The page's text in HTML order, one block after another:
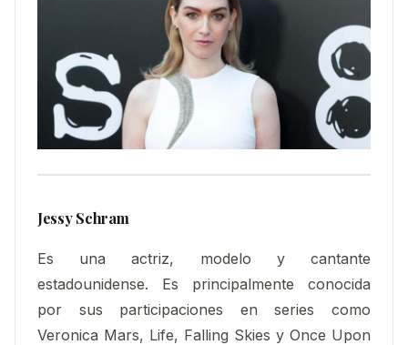
Jessy Schram
Es una actriz, modelo y cantante
estadounidense. Es principalmente conocida
por sus participaciones en series como
Veronica Mars, Life, Falling Skies y Once Upon